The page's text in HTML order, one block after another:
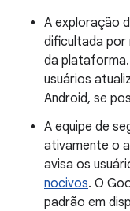
A exploração
dificultada por
da
usuários
Android, se
A equipe de
ativamente o
avisa os
nocivos. O
padrão em